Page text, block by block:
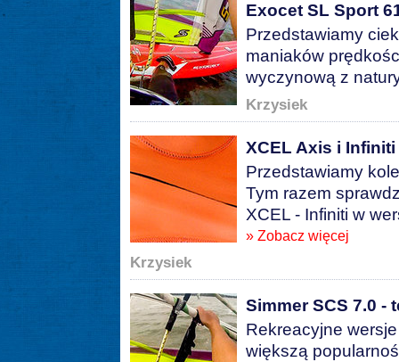
Exocet SL Sport
Przedstawiamy
maniaków
wyczynową z
Krzysiek
XCEL Axis i Infiniti
Przedstawiamy
Tym razem
XCEL - Infiniti w
» Zobacz więcej
Krzysiek
Simmer SCS 7.0 -
Rekreacyjne
większą